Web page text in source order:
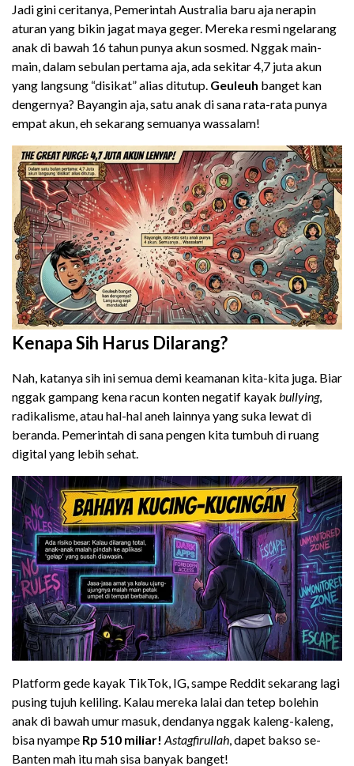
Jadi gini ceritanya, Pemerintah Australia baru aja nerapin
aturan yang bikin jagat maya geger. Mereka resmi ngelarang
anak di bawah 16 tahun punya akun sosmed. Nggak main-
main, dalam sebulan pertama aja, ada sekitar 4,7 juta akun
yang langsung “disikat” alias ditutup. Geuleuh banget kan
dengernya? Bayangin aja, satu anak di sana rata-rata punya
empat akun, eh sekarang semuanya wassalam!
Kenapa Sih Harus Dilarang?
Nah, katanya sih ini semua demi keamanan kita-kita juga. Biar
nggak gampang kena racun konten negatif kayak bullying,
radikalisme, atau hal-hal aneh lainnya yang suka lewat di
beranda. Pemerintah di sana pengen kita tumbuh di ruang
digital yang lebih sehat.
Platform gede kayak TikTok, IG, sampe Reddit sekarang lagi
pusing tujuh keliling. Kalau mereka lalai dan tetep bolehin
anak di bawah umur masuk, dendanya nggak kaleng-kaleng,
bisa nyampe Rp 510 miliar! Astagfirullah , dapet bakso se-
Banten mah itu mah sisa banyak banget!